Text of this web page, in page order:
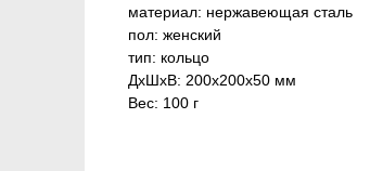
материал: нержавеющая сталь
пол: женский
тип: кольцо
ДxШxВ: 200x200x50 мм
Вес: 100 г